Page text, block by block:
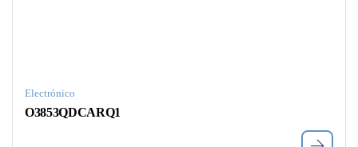
Electrónico
O3853QDCARQ1